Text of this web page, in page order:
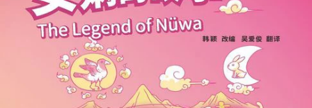
居家生活 3C家電 運動休閒
男裝 化妝保養 情趣用品